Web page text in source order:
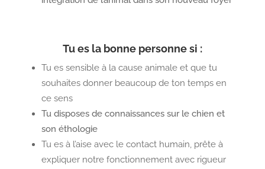
Tu es la bonne personne si :
Tu es sensible à la cause animale et que tu
souhaites donner beaucoup de ton temps en
ce sens
Tu disposes de connaissances sur le chien et
son éthologie
Tu es à l’aise avec le contact humain, prête à
expliquer notre fonctionnement avec rigueur